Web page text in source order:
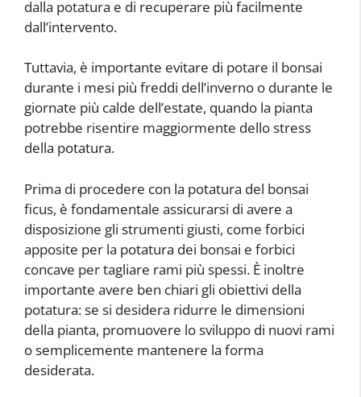
dalla potatura e di recuperare più facilmente
dall’intervento.
Tuttavia, è importante evitare di potare il bonsai
durante i mesi più freddi dell’inverno o durante le
giornate più calde dell’estate, quando la pianta
potrebbe risentire maggiormente dello stress
della potatura.
Prima di procedere con la potatura del bonsai
ficus, è fondamentale assicurarsi di avere a
disposizione gli strumenti giusti, come forbici
apposite per la potatura dei bonsai e forbici
concave per tagliare rami più spessi. È inoltre
importante avere ben chiari gli obiettivi della
potatura: se si desidera ridurre le dimensioni
della pianta, promuovere lo sviluppo di nuovi rami
o semplicemente mantenere la forma
desiderata.